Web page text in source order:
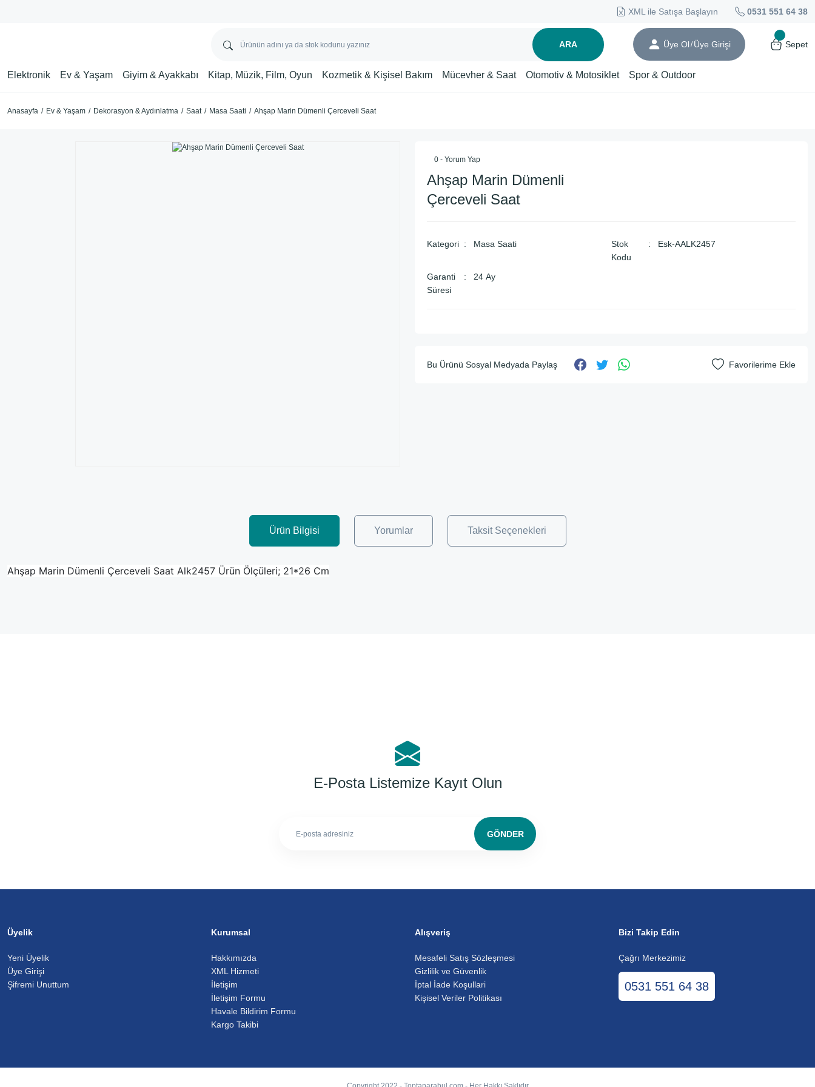
XML ile Satışa Başlayın 0531 551 64 38
ARA Üye Ol/ Üye Girişi Sepet
Elektronik Ev & Yaşam Giyim & Ayakkabı Kitap, Müzik, Film, Oyun Kozmetik & Kişisel Bakım Mücevher & Saat Otomotiv & Motosiklet Spor & Outdoor
Anasayfa Ev & Yaşam Dekorasyon & Aydınlatma Saat Masa Saati Ahşap Marin Dümenli Çerceveli Saat
0 - Yorum Yap
Ahşap Marin Dümenli
Çerceveli Saat
Kategori Masa Saati
Stok
Kodu
Esk-AALK2457
Garanti
Süresi
24 Ay
Bu Ürünü Sosyal Medyada Paylaş
Ürün Bilgisi Yorumlar Taksit Seçenekleri
Ahşap Marin Dümenli Çerceveli Saat Alk2457 Ürün Ölçüleri; 21*26 Cm
E-Posta Listemize Kayıt Olun
GÖNDER
Üyelik
Yeni Üyelik
Üye Girişi
Şifremi Unuttum
Kurumsal
Hakkımızda
XML Hizmeti
İletişim
İletişim Formu
Havale Bildirim Formu
Kargo Takibi
Alışveriş
Mesafeli Satış Sözleşmesi
Gizlilik ve Güvenlik
İptal İade Koşullari
Kişisel Veriler Politikası
Bizi Takip Edin
Çağrı Merkezimiz
0531 551 64 38